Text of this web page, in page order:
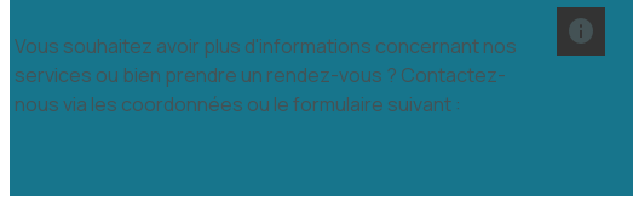
Vous souhaitez avoir plus d'informations concernant nos
services ou bien prendre un rendez-vous ? Contactez-
nous via les coordonnées ou le formulaire suivant :
info